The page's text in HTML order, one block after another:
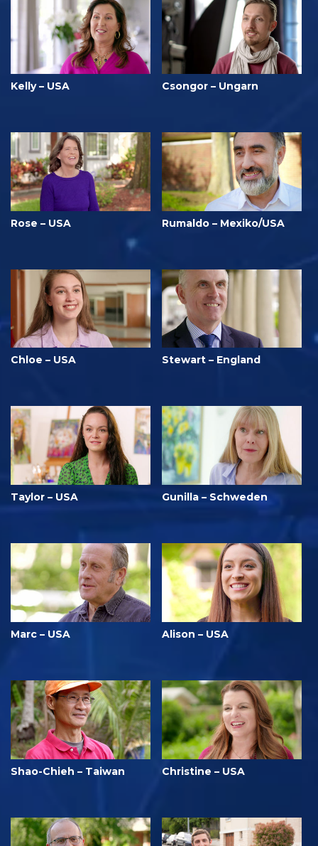
Kelly – USA Csongor – Ungarn
Rose – USA Rumaldo – Mexiko/USA
Chloe – USA Stewart – England
Taylor – USA Gunilla – Schweden
Marc – USA Alison – USA
Shao-Chieh – Taiwan Christine – USA